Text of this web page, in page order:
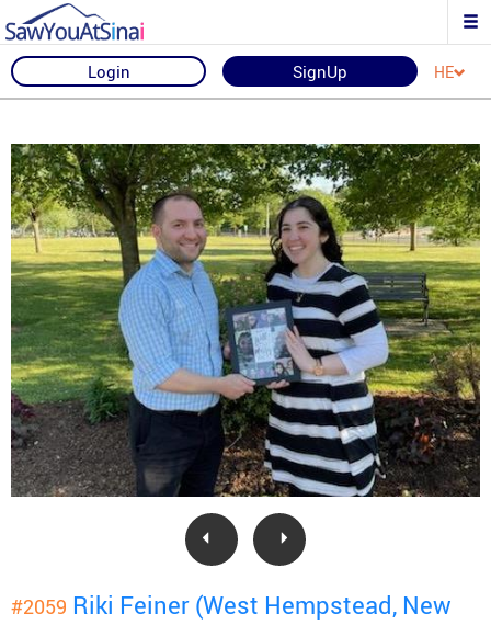
Login SignUp HE
#2059 Riki Feiner (West Hempstead, New